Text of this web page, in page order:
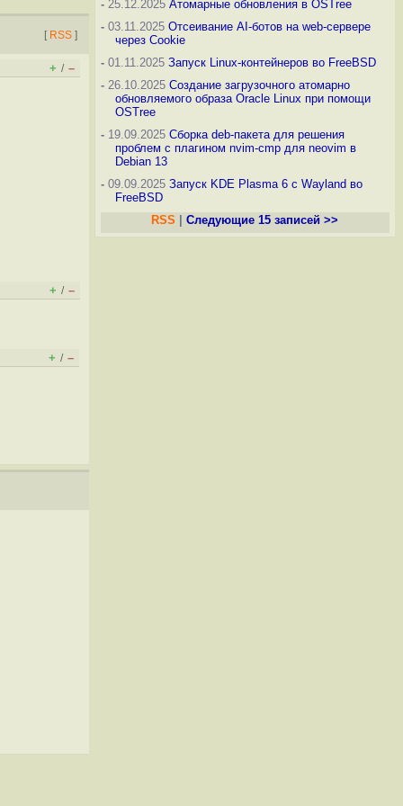
[ RSS ]
+ / –
+ / –
+ / –
-25.12.2025 Атомарные обновления в OSTree
-03.11.2025 Отсеивание AI-ботов на web-сервере
через Cookie
-01.11.2025 Запуск Linux-контейнеров во FreeBSD
-26.10.2025 Создание загрузочного атомарно
обновляемого образа Oracle Linux при помощи
OSTree
-19.09.2025 Сборка deb-пакета для решения
проблем с плагином nvim-cmp для neovim в
Debian 13
-09.09.2025 Запуск KDE Plasma 6 с Wayland во
FreeBSD
RSS
Следующие 15 записей >>